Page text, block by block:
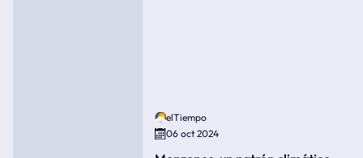
elTiempo
06 oct 2024